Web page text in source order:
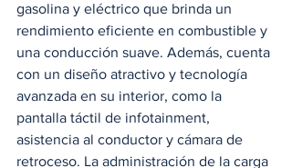
gasolina y eléctrico que brinda un
rendimiento eficiente en combustible y
una conducción suave. Además, cuenta
con un diseño atractivo y tecnología
avanzada en su interior, como la
pantalla táctil de infotainment,
asistencia al conductor y cámara de
retroceso. La administración de la carga